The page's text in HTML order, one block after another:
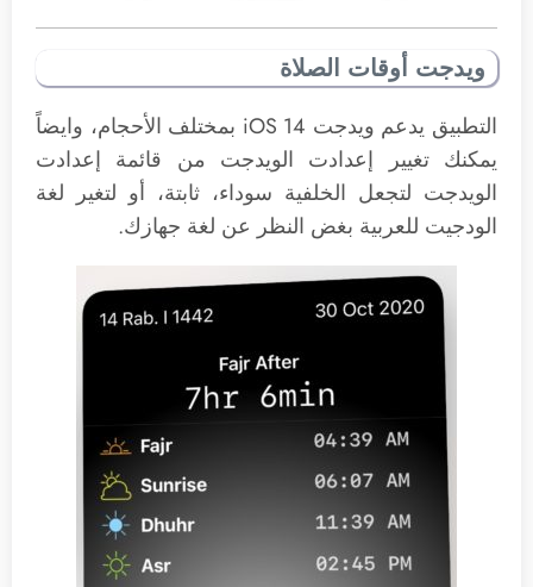
ويدجت أوقات الصلاة
التطبيق يدعم ويدجت iOS 14 بمختلف الأحجام، وايضاً
يمكنك تغيير إعدادت الويدجت من قائمة إعدادت
الويدجت لتجعل الخلفية سوداء، ثابتة، أو لتغير لغة
الودجيت للعربية بغض النظر عن لغة جهازك.